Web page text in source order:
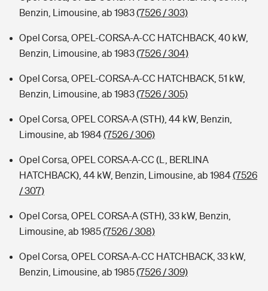
Benzin, Limousine, ab 1983(7526 / 303)
Opel Corsa, OPEL-CORSA-A-CC HATCHBACK, 40 kW,
Benzin, Limousine, ab 1983(7526 / 304)
Opel Corsa, OPEL-CORSA-A-CC HATCHBACK, 51 kW,
Benzin, Limousine, ab 1983(7526 / 305)
Opel Corsa, OPEL CORSA-A (STH), 44 kW, Benzin,
Limousine, ab 1984(7526 / 306)
Opel Corsa, OPEL CORSA-A-CC (L, BERLINA
HATCHBACK), 44 kW, Benzin, Limousine, ab 1984(7526
/ 307)
Opel Corsa, OPEL CORSA-A (STH), 33 kW, Benzin,
Limousine, ab 1985(7526 / 308)
Opel Corsa, OPEL CORSA-A-CC HATCHBACK, 33 kW,
Benzin, Limousine, ab 1985(7526 / 309)